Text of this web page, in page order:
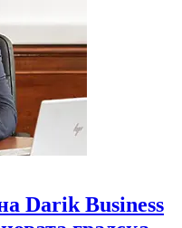
Darik Business